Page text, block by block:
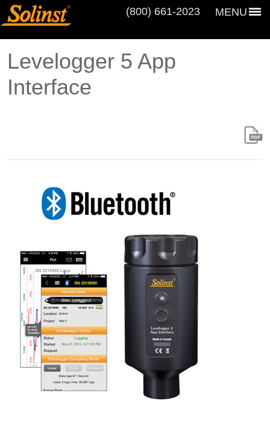
MENU
(800) 661‑2023
Levelogger 5 App
Interface